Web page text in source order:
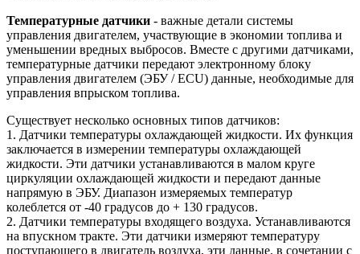
Температурные датчики - важные детали системы
управления двигателем, участвующие в экономии топлива и
уменьшении вредных выбросов. Вместе с другими датчиками,
температурные датчики передают электронному блоку
управления двигателем (ЭБУ / ECU) данные, необходимые для
управления впрыском топлива.
Существует несколько основных типов датчиков:
1. Датчики температуры охлаждающей жидкости. Их функция
заключается в измерении температуры охлаждающей
жидкости. Эти датчики устанавливаются в малом круге
циркуляции охлаждающей жидкости и передают данные
напрямую в ЭБУ. Диапазон измеряемых температур
колеблется от -40 градусов до + 130 градусов.
2. Датчики температуры входящего воздуха. Устанавливаются
на впускном тракте. Эти датчики измеряют температуру
поступающего в двигатель воздуха, эти данные, в сочетании с